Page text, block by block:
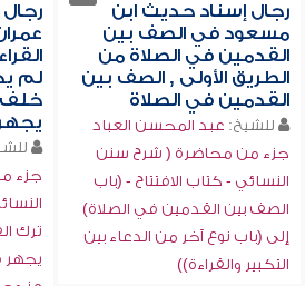
رجال إسناد حديث ابن
مسعود في الصف بين
القدمين في الصلاة من
الطريق الأولى , الصف بين
القدمين في الصلاة
للشيخ: عبد المحسن العباد
جزء من محاضرة ( شرح سنن
النسائي - كتاب الافتتاح - (باب
الصف بين القدمين في الصلاة)
إلى (باب نوع آخر من الدعاء بين
التكبير والقراءة))
لم
خلف
جزء
ترك
يجهر